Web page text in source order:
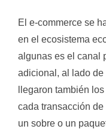
El e-commerce se
en el ecosistema
algunas es el canal
adicional, al lado de
llegaron también
cada transacción
un sobre o un